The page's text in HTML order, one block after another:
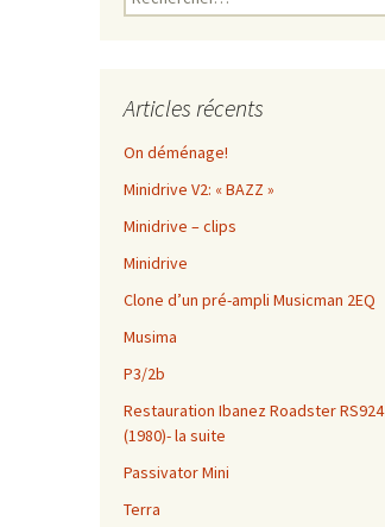
Articles récents
On déménage!
Minidrive V2: « BAZZ »
Minidrive – clips
Minidrive
Clone d’un pré-ampli Musicman 2EQ
Musima
P3/2b
Restauration Ibanez Roadster RS924
(1980)- la suite
Passivator Mini
Terra